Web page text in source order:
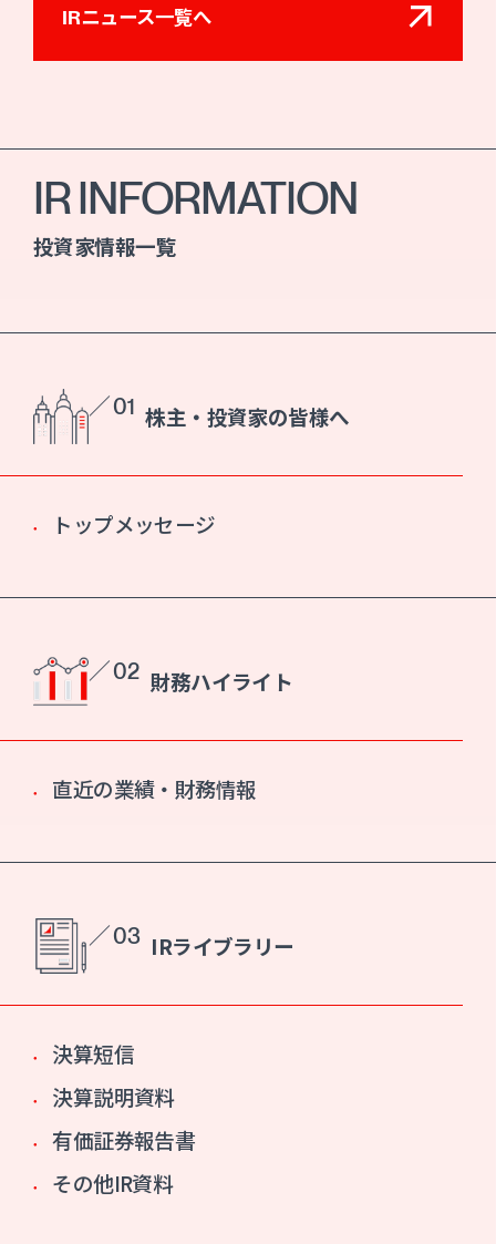
IRニュース一覧へ
IR INFORMATION
投資家情報一覧
／ 01 株主・投資家の皆様へ
トップメッセージ
／ 02 財務ハイライト
直近の業績・財務情報
／ 03 IRライブラリー
決算短信
決算説明資料
有価証券報告書
その他IR資料